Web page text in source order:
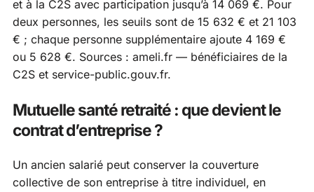
et à la C2S avec participation jusqu’à 14 069 €. Pour
deux personnes, les seuils sont de 15 632 € et 21 103
€ ; chaque personne supplémentaire ajoute 4 169 €
ou 5 628 €. Sources : ameli.fr — bénéficiaires de la
C2S et service-public.gouv.fr.
Mutuelle santé retraité : que devient le
contrat d’entreprise ?
Un ancien salarié peut conserver la couverture
collective de son entreprise à titre individuel, en